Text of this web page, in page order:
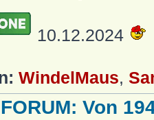
10.12.2024
WindelMaus,
Von